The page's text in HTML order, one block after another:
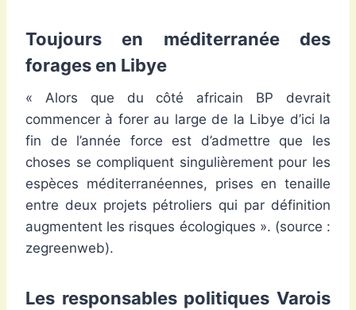
Toujours en méditerranée des
forages en Libye
« Alors que du côté africain BP devrait
commencer à forer au large de la Libye d’ici la
fin de l’année force est d’admettre que les
choses se compliquent singulièrement pour les
espèces méditerranéennes, prises en tenaille
entre deux projets pétroliers qui par définition
augmentent les risques écologiques ». (source :
zegreenweb).
Les responsables politiques Varois